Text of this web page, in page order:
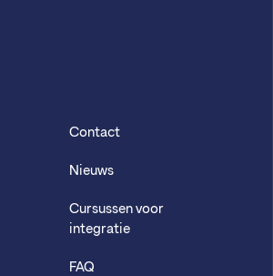
Contact
Nieuws
Cursussen voor
integratie
FAQ